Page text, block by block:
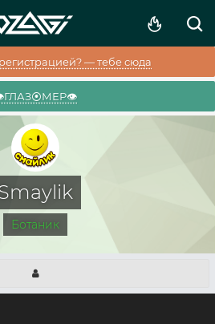
— тебе сюда
Ботаник